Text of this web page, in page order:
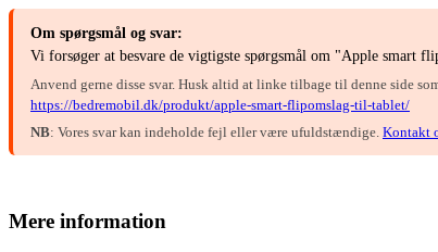
Om spørgsmål og svar:
Vi forsøger at besvare de vigtigste spørgsmål om "Apple smart
Anvend gerne disse svar. Husk altid at linke tilbage til denne side
https://bedremobil.dk/produkt/apple-smart-flipomslag-til-tablet/
NB: Vores svar kan indeholde fejl eller være ufuldstændige. Kontakt
Mere information